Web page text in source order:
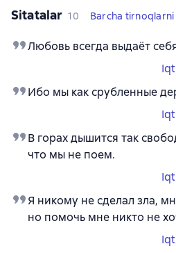
Sitatalar 10 Barcha
Любовь всегда выдаёт
Ибо мы как срубленные
В горах дышится так
что мы не поем.
Я никому не сделал зла,
но помочь мне никто не